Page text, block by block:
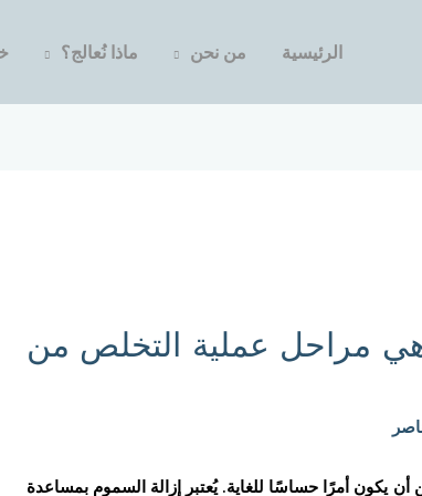
الرئيسية من نحن ماذا نُعالج؟
هي مراحل عملية التخلص من
يكون أمرًا حساسًا للغاية. يُعتبر إزالة السموم بمساعدة